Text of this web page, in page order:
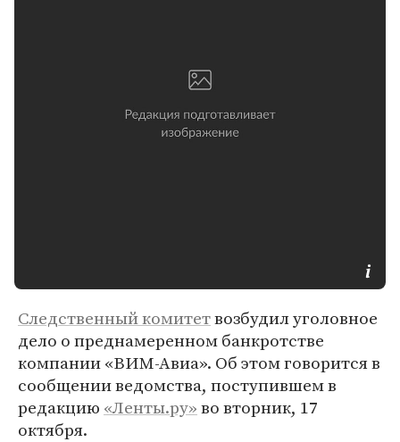
Следственный комитетвозбудил уголовное
дело о преднамеренном банкротстве
компании «ВИМ-Авиа». Об этом говорится в
сообщении ведомства, поступившем в
редакцию «Ленты.ру»во вторник, 17
октября.